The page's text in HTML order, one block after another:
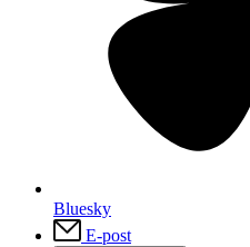
Bluesky
E-post